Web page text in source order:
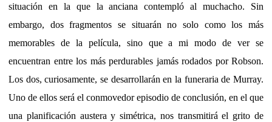
situación en la que la anciana contempló al muchacho. Sin
embargo, dos fragmentos se situarán no solo como los más
memorables de la película, sino que a mi modo de ver se
encuentran entre los más perdurables jamás rodados por Robson.
Los dos, curiosamente, se desarrollarán en la funeraria de Murray.
Uno de ellos será el conmovedor episodio de conclusión, en el que
una planificación austera y simétrica, nos transmitirá el grito de